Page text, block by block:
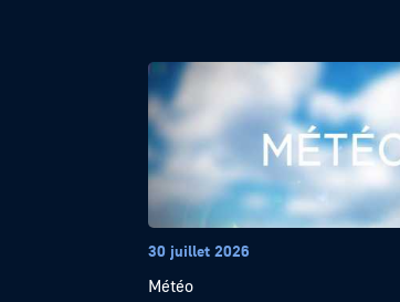
30 juillet 2026
Météo